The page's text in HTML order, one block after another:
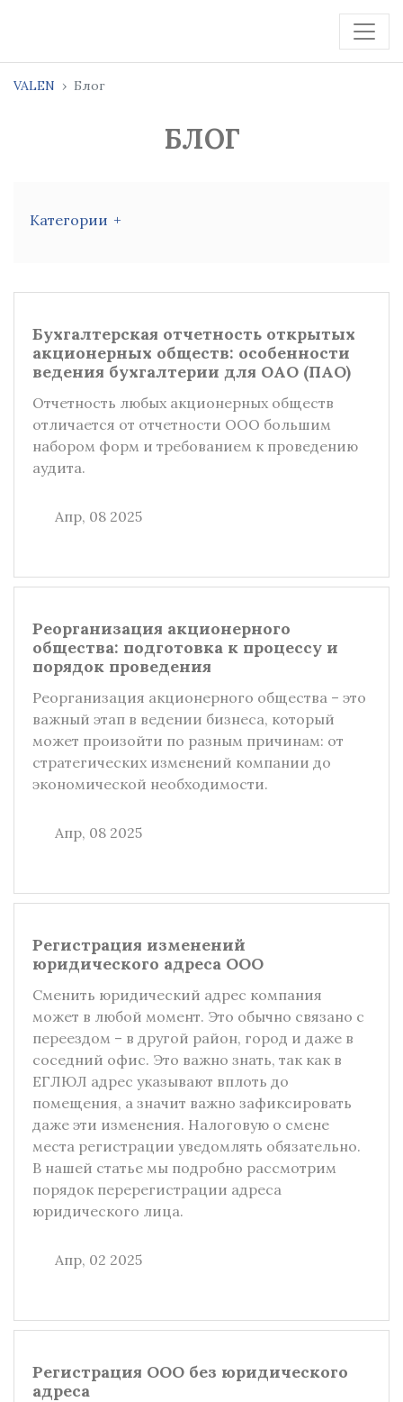
VALEN Блог
БЛОГ
Бухгалтерская отчетность открытых
акционерных обществ: особенности
ведения бухгалтерии для ОАО (ПАО)
Отчетность любых акционерных обществ
отличается от отчетности ООО большим
набором форм и требованием к проведению
аудита.
Апр, 08 2025
Реорганизация акционерного
общества: подготовка к процессу и
порядок проведения
Реорганизация акционерного общества – это
важный этап в ведении бизнеса, который
может произойти по разным причинам: от
стратегических изменений компании до
экономической необходимости.
Апр, 08 2025
Регистрация изменений
юридического адреса ООО
Сменить юридический адрес компания
может в любой момент. Это обычно связано с
переездом – в другой район, город и даже в
соседний офис. Это важно знать, так как в
ЕГЛЮЛ адрес указывают вплоть до
помещения, а значит важно зафиксировать
даже эти изменения. Налоговую о смене
места регистрации уведомлять обязательно.
В нашей статье мы подробно рассмотрим
порядок перерегистрации адреса
юридического лица.
Апр, 02 2025
Регистрация ООО без юридического
адреса
Категории